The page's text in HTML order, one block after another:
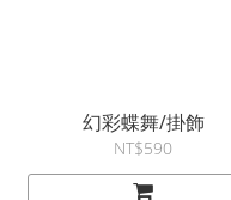
幻彩蝶舞/掛飾
NT$590